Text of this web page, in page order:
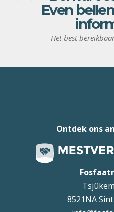
Even
Het best
8521NA
Ontdek ons